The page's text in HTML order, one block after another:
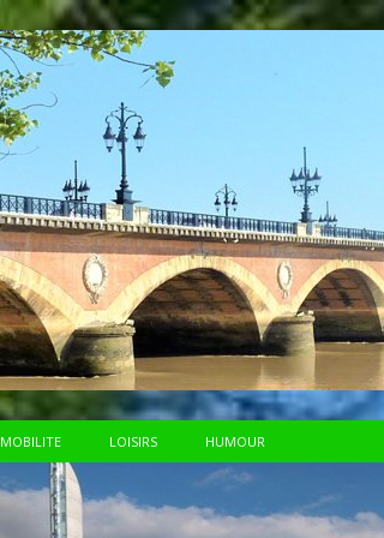
MOBILITE LOISIRS HUMOUR